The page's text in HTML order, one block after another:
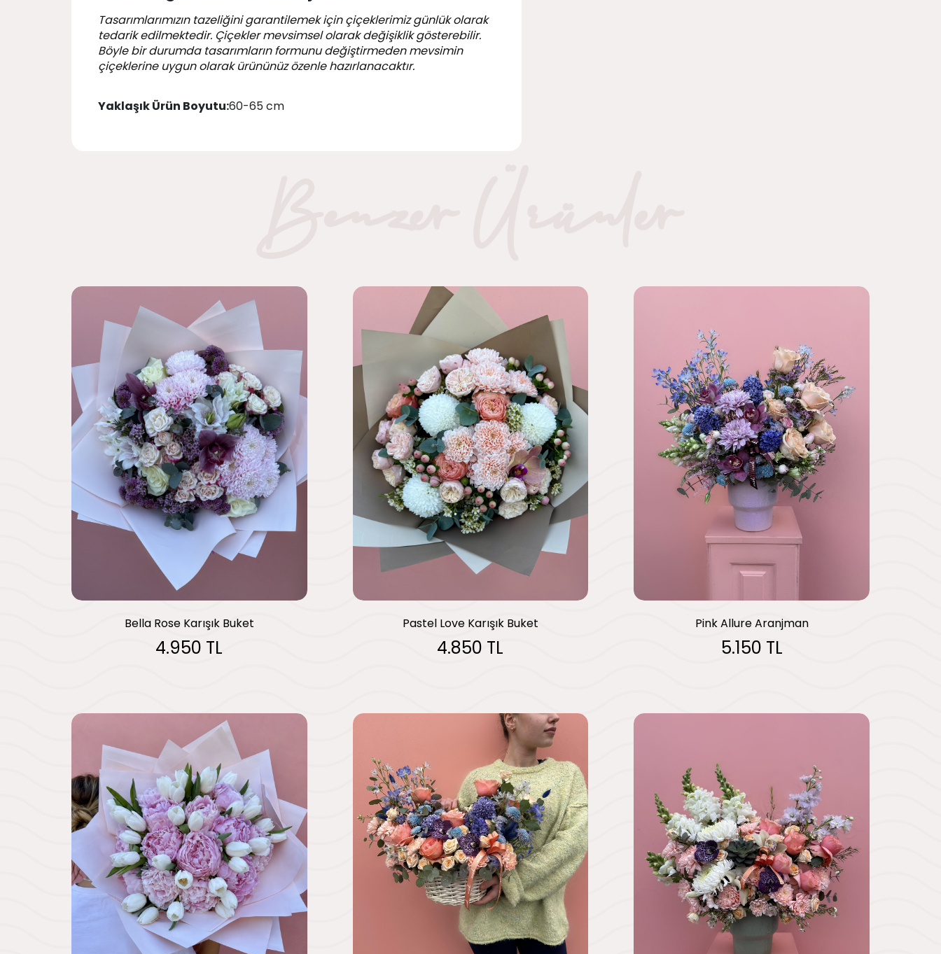
Tasarımlarımızın tazeliğini garantilemek için çiçeklerimiz günlük olarak
tedarik edilmektedir. Çiçekler mevsimsel olarak değişiklik gösterebilir.
Böyle bir durumda tasarımların formunu değiştirmeden mevsimin
çiçeklerine uygun olarak ürününüz özenle hazırlanacaktır.
Yaklaşık Ürün Boyutu:60-65 cm
Bella Rose Karışık Buket
4.950 TL
Pastel Love Karışık Buket
4.850 TL
Pink Allure Aranjman
5.150 TL